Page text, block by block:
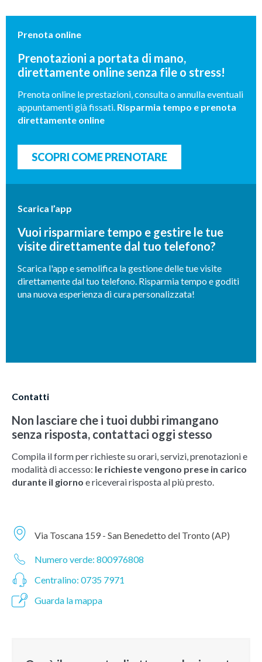
Prenota online
Prenotazioni a portata di mano,
direttamente online senza file o stress!
Prenota online le prestazioni, consulta o annulla eventuali
appuntamenti già fissati. Risparmia tempo e prenota
direttamente online
SCOPRI COME PRENOTARE
Scarica l’app
Vuoi risparmiare tempo e gestire le tue
visite direttamente dal tuo telefono?
Scarica l'app e semolifica la gestione delle tue visite
direttamente dal tuo telefono. Risparmia tempo e goditi
una nuova esperienza di cura personalizzata!
Contatti
Non lasciare che i tuoi dubbi rimangano
senza risposta, contattaci oggi stesso
Compila il form per richieste su orari, servizi, prenotazioni e
modalità di accesso: le richieste vengono prese in carico
durante il giorno e riceverai risposta al più presto.
Via Toscana 159 - San Benedetto del Tronto (AP)
Numero verde: 800976808
Centralino: 0735 7971
Guarda la mappa